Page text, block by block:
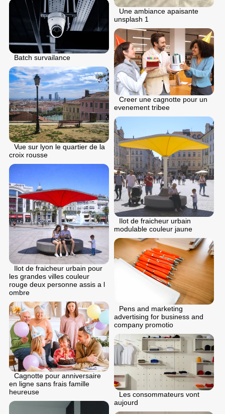
Une ambiance apaisante
unsplash 1
Batch survailance
Creer une cagnotte pour un
evenement tribee
Vue sur lyon le quartier de la
croix rousse
Ilot de fraicheur urbain
modulable couleur jaune
Ilot de fraicheur urbain pour
les grandes villes couleur
rouge deux personne assis a l
ombre
Pens and marketing
advertising for business and
company promotio
Cagnotte pour anniversaire
en ligne sans frais famille
heureuse
Les consommateurs vont
aujourd